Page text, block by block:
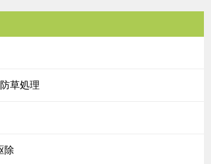
草処理
除